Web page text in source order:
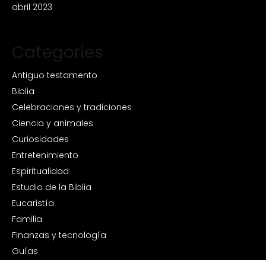
abril 2023
Categories
Antiguo testamento
Biblia
Celebraciones y tradiciones
Ciencia y animales
Curiosidades
Entretenimiento
Espiritualidad
Estudio de la Biblia
Eucaristía
Familia
Finanzas y tecnología
Guías